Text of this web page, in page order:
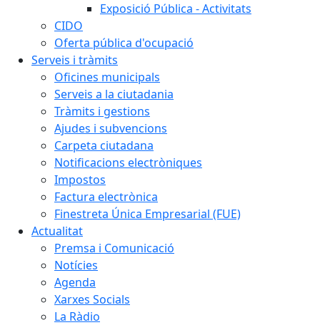
Exposició Pública - Activitats
CIDO
Oferta pública d'ocupació
Serveis i tràmits
Oficines municipals
Serveis a la ciutadania
Tràmits i gestions
Ajudes i subvencions
Carpeta ciutadana
Notificacions electròniques
Impostos
Factura electrònica
Finestreta Única Empresarial (FUE)
Actualitat
Premsa i Comunicació
Notícies
Agenda
Xarxes Socials
La Ràdio